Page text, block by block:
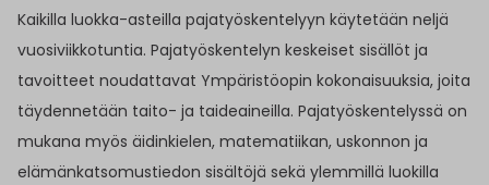
Kaikilla luokka-asteilla pajatyöskentelyyn käytetään neljä
vuosiviikkotuntia. Pajatyöskentelyn keskeiset sisällöt ja
tavoitteet noudattavat Ympäristöopin kokonaisuuksia, joita
täydennetään taito- ja taideaineilla. Pajatyöskentelyssä on
mukana myös äidinkielen, matematiikan, uskonnon ja
elämänkatsomustiedon sisältöjä sekä ylemmillä luokilla